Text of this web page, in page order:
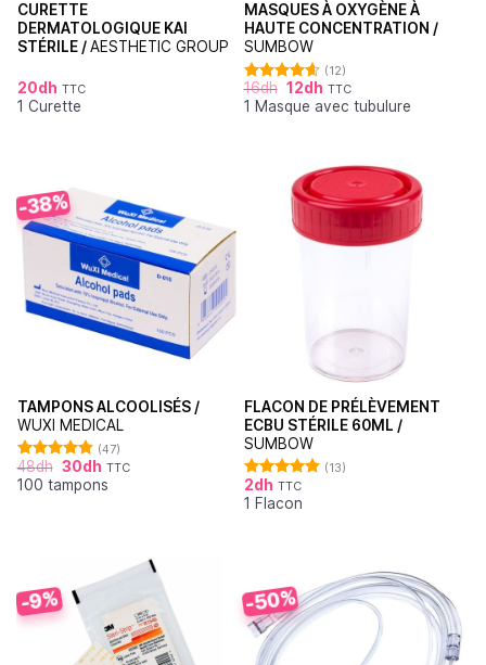
CURETTE
DERMATOLOGIQUE KAI
STÉRILE /AESTHETIC GROUP
20dh TTC
1 Curette
MASQUES À OXYGÈNE À
HAUTE CONCENTRATION /
SUMBOW
Note
4.64
sur 5
(12)
16dh 12dh TTC
1 Masque avec tubulure
-38%
TAMPONS ALCOOLISÉS /
WUXI MEDICAL
Note 4.87
sur 5
(47)
48dh 30dh TTC
100 tampons
FLACON DE PRÉLÈVEMENT
ECBU STÉRILE 60ML /
SUMBOW
Note 4.92
sur 5
(13)
2dh TTC
1 Flacon
-9% -50%